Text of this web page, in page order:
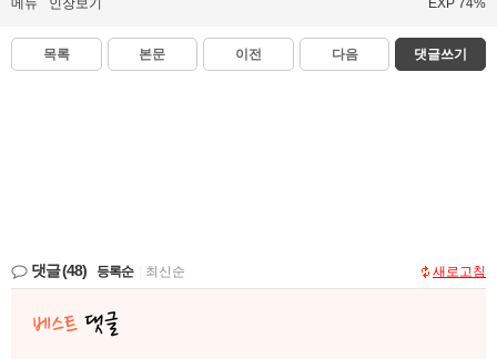
메뉴 인장보기 EXP 74%
목록 본문 이전 다음 댓글쓰기
댓글(48) 등록순 최신순 새로고침